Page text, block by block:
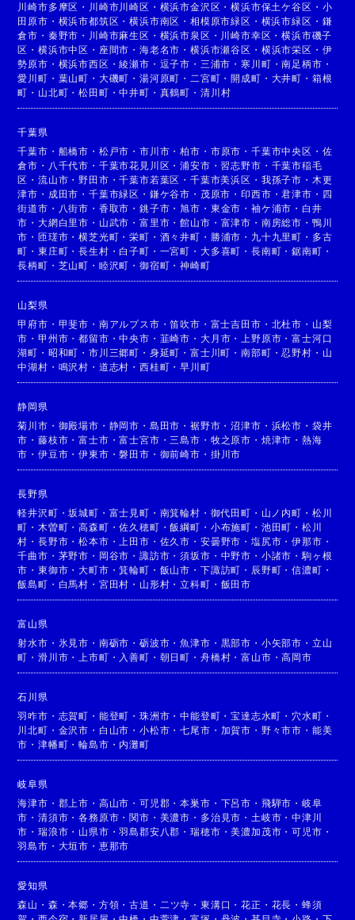
川崎市多摩区 ・ 川崎市川崎区 ・ 横浜市金沢区 ・横浜市保土ケ谷区 ・ 小
田原市 ・ 横浜市都筑区 ・横浜市南区 ・相模原市緑区 ・ 横浜市緑区 ・ 鎌
倉市 ・ 秦野市 ・ 川崎市麻生区 ・ 横浜市泉区 ・ 川崎市幸区 ・横浜市磯子
区 ・横浜市中区 ・ 座間市 ・海老名市 ・横浜市瀬谷区 ・ 横浜市栄区 ・ 伊
勢原市 ・ 横浜市西区 ・綾瀬市 ・ 逗子市 ・ 三浦市 ・寒川町 ・南足柄市 ・
愛川町 ・ 葉山町 ・ 大磯町 ・湯河原町 ・ 二宮町 ・開成町 ・ 大井町 ・ 箱根
町 ・ 山北町 ・松田町 ・中井町 ・ 真鶴町 ・ 清川村
千葉県
千葉市 ・ 船橋市 ・ 松戸市 ・市川市 ・柏市 ・ 市原市 ・ 千葉市中央区 ・ 佐
倉市 ・ 八千代市 ・ 千葉市花見川区 ・浦安市 ・習志野市 ・ 千葉市稲毛
区 ・流山市 ・野田市 ・千葉市若葉区 ・千葉市美浜区 ・ 我孫子市 ・ 木更
津市 ・ 成田市 ・千葉市緑区 ・ 鎌ケ谷市 ・ 茂原市 ・印西市 ・君津市 ・ 四
街道市 ・ 八街市 ・ 香取市 ・銚子市 ・旭市 ・ 東金市 ・ 袖ケ浦市 ・ 白井
市 ・大網白里市 ・ 山武市 ・富里市 ・館山市 ・ 富津市 ・ 南房総市 ・ 鴨川
市 ・匝瑳市 ・横芝光町 ・栄町 ・ 酒々井町 ・ 勝浦市 ・ 九十九里町 ・ 多古
町 ・東庄町 ・長生村 ・ 白子町 ・ 一宮町 ・ 大多喜町 ・ 長南町 ・鋸南町 ・
長柄町 ・ 芝山町 ・ 睦沢町 ・御宿町 ・神崎町
山梨県
甲府市 ・ 甲斐市 ・ 南アルプス市 ・笛吹市 ・ 富士吉田市 ・ 北杜市 ・ 山梨
市 ・甲州市 ・都留市 ・中央市 ・ 韮崎市 ・ 大月市 ・ 上野原市 ・富士河口
湖町 ・ 昭和町 ・市川三郷町 ・ 身延町 ・富士川町 ・南部町 ・忍野村 ・ 山
中湖村 ・ 鳴沢村 ・ 道志村 ・西桂町 ・早川町
静岡県
菊川市 ・ 御殿場市 ・ 静岡市 ・ 島田市 ・裾野市 ・沼津市 ・ 浜松市 ・ 袋井
市 ・藤枝市 ・富士市 ・富士宮市 ・ 三島市 ・ 牧之原市 ・ 焼津市 ・ 熱海
市 ・伊豆市 ・伊東市 ・磐田市 ・ 御前崎市 ・ 掛川市
長野県
軽井沢町 ・坂城町 ・ 富士見町 ・ 南箕輪村 ・ 御代田町 ・ 山ノ内町 ・ 松川
町 ・ 木曽町 ・高森町 ・佐久穂町 ・飯綱町 ・ 小布施町 ・ 池田町 ・ 松川
村 ・長野市 ・松本市 ・ 上田市 ・ 佐久市 ・ 安曇野市 ・ 塩尻市 ・伊那市 ・
千曲市 ・ 茅野市 ・ 岡谷市 ・諏訪市 ・須坂市 ・ 中野市 ・ 小諸市 ・ 駒ヶ根
市 ・東御市 ・大町市 ・箕輪町 ・ 飯山市 ・ 下諏訪町 ・ 辰野町 ・信濃町 ・
飯島町 ・ 白馬村 ・ 宮田村 ・ 山形村 ・立科町 ・ 飯田市
富山県
射水市 ・ 氷見市 ・ 南砺市 ・砺波市 ・魚津市 ・ 黒部市 ・ 小矢部市 ・ 立山
町 ・滑川市 ・ 上市町 ・ 入善町 ・ 朝日町 ・ 舟橋村 ・富山市 ・高岡市
石川県
羽咋市 ・ 志賀町 ・ 能登町 ・珠洲市 ・中能登町 ・宝達志水町 ・ 穴水町 ・
川北町 ・ 金沢市 ・ 白山市 ・小松市 ・七尾市 ・ 加賀市 ・ 野々市市 ・ 能美
市 ・津幡町 ・輪島市 ・ 内灘町
岐阜県
海津市 ・ 郡上市 ・ 高山市 ・可児郡 ・本巣市 ・ 下呂市 ・ 飛騨市 ・ 岐阜
市 ・清須市 ・各務原市 ・関市 ・ 美濃市 ・ 多治見市 ・ 土岐市 ・中津川
市 ・瑞浪市 ・ 山県市 ・羽島郡安八郡 ・瑞穂市 ・美濃加茂市 ・可児市 ・
羽島市 ・ 大垣市 ・ 恵那市
愛知県
森山 ・ 森 ・本郷 ・ 方領 ・古道 ・ 二ツ寺 ・ 東溝口 ・花正 ・ 花長 ・ 蜂須